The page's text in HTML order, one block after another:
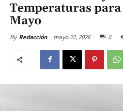
Temperaturas
Mayo
By Redacción mayo 22, 2026 0